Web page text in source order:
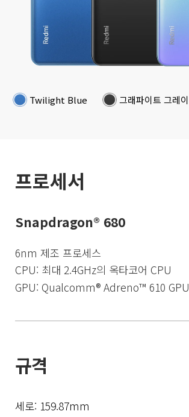
Twilight Blue 그래파이트 그레이
프로세서
Snapdragon® 680
6nm 제조 프로세스
CPU: 최대 2.4GHz의 옥타코어 CPU
GPU: Qualcomm® Adreno™ 610 GPU
규격
세로: 159.87mm